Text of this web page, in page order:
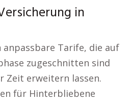
in
Tarife, die auf
zugeschnitten sind
Zeit erweitern lassen.
für Hinterbliebene